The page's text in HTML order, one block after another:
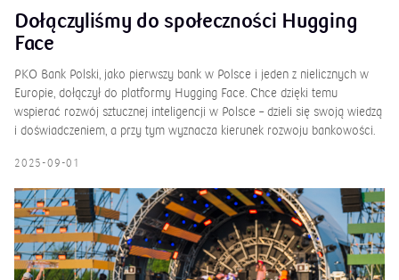
PKO Bank Polski, jako pierwszy bank w Polsce i jeden z nielicznych w
Europie, dołączył do platformy Hugging Face. Chce dzięki temu
wspierać rozwój sztucznej inteligencji w Polsce – dzieli się swoją wiedzą
i doświadczeniem, a przy tym wyznacza kierunek rozwoju bankowości.
2025-09-01